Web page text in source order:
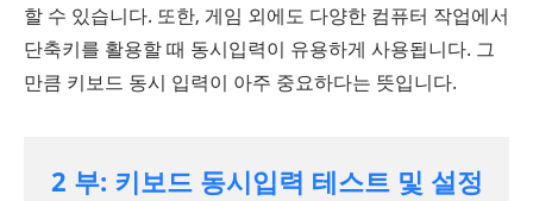
할 수 있습니다. 또한, 게임 외에도 다양한 컴퓨터 작업에서
단축키를 활용할 때 동시입력이 유용하게 사용됩니다. 그
만큼 키보드 동시 입력이 아주 중요하다는 뜻입니다.
2 부: 키보드 동시입력 테스트 및 설정